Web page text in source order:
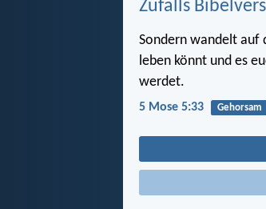
Zufalls Bibelvers
Sondern wandelt auf
leben könnt und es
werdet.
5 Mose 5:33 Gehorsam